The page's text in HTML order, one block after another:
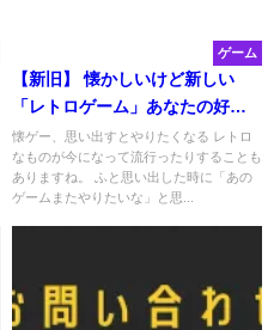
ゲーム
【新旧】 懐かしいけど新しい
「レトロゲーム」あなたの好き
なタイトルありますか？
懐ゲー、思い出すとやりたくなる レトロ
なものが今になって流行ったりすることも
ありますね。 ふと思い出した時に「あの
ゲームまたやりたいな」と思...